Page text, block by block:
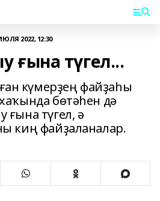
2022, 12:30
ғына түгел...
күмерҙең файҙаһы
бөтәһен дә
ғына түгел, ә
киң файҙаланалар.